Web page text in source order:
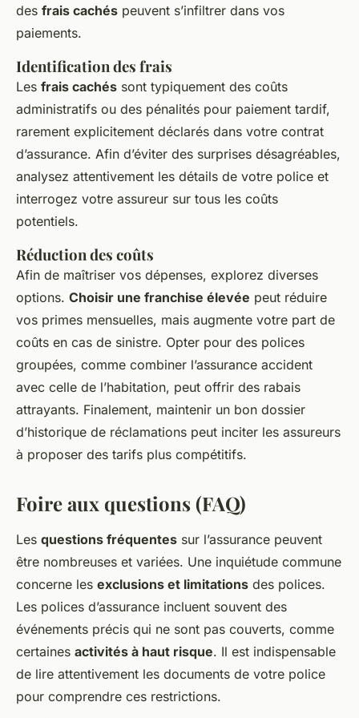
des frais cachés peuvent s’infiltrer dans vos
paiements.
Identification des frais
Les frais cachés sont typiquement des coûts
administratifs ou des pénalités pour paiement tardif,
rarement explicitement déclarés dans votre contrat
d’assurance. Afin d’éviter des surprises désagréables,
analysez attentivement les détails de votre police et
interrogez votre assureur sur tous les coûts
potentiels.
Réduction des coûts
Afin de maîtriser vos dépenses, explorez diverses
options. Choisir une franchise élevée peut réduire
vos primes mensuelles, mais augmente votre part de
coûts en cas de sinistre. Opter pour des polices
groupées, comme combiner l’assurance accident
avec celle de l’habitation, peut offrir des rabais
attrayants. Finalement, maintenir un bon dossier
d’historique de réclamations peut inciter les assureurs
à proposer des tarifs plus compétitifs.
Foire aux questions (FAQ)
Les questions fréquentes sur l’assurance peuvent
être nombreuses et variées. Une inquiétude commune
concerne les exclusions et limitations des polices.
Les polices d’assurance incluent souvent des
événements précis qui ne sont pas couverts, comme
certaines activités à haut risque. Il est indispensable
de lire attentivement les documents de votre police
pour comprendre ces restrictions.